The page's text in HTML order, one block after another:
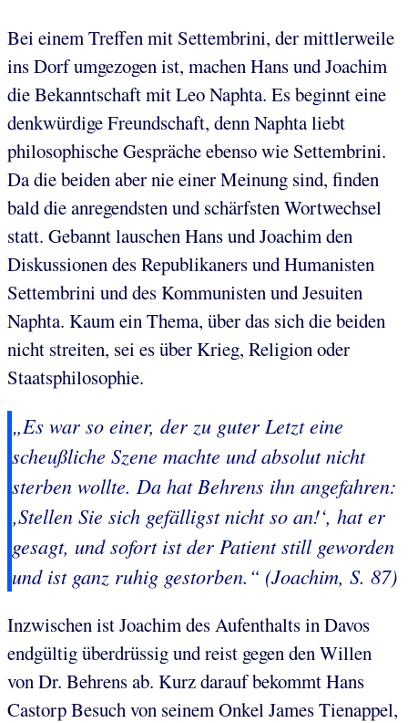
Bei einem Treffen mit Settembrini, der mittlerweile
ins Dorf umgezogen ist, machen Hans und Joachim
die Bekanntschaft mit Leo Naphta. Es beginnt eine
denkwürdige Freundschaft, denn Naphta liebt
philosophische Gespräche ebenso wie Settembrini.
Da die beiden aber nie einer Meinung sind, finden
bald die anregendsten und schärfsten Wortwechsel
statt. Gebannt lauschen Hans und Joachim den
Diskussionen des Republikaners und Humanisten
Settembrini und des Kommunisten und Jesuiten
Naphta. Kaum ein Thema, über das sich die beiden
nicht streiten, sei es über Krieg, Religion oder
Staatsphilosophie.
„Es war so einer, der zu guter Letzt eine
scheußliche Szene machte und absolut nicht
sterben wollte. Da hat Behrens ihn angefahren:
‚Stellen Sie sich gefälligst nicht so an!‘, hat er
gesagt, und sofort ist der Patient still geworden
und ist ganz ruhig gestorben.“ (Joachim, S. 87)
Inzwischen ist Joachim des Aufenthalts in Davos
endgültig überdrüssig und reist gegen den Willen
von Dr. Behrens ab. Kurz darauf bekommt Hans
Castorp Besuch von seinem Onkel James Tienappel,